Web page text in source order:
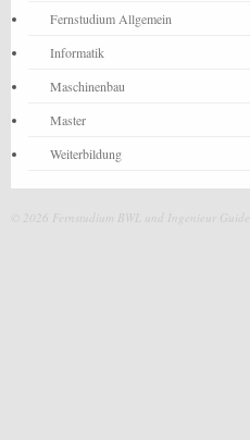
Fernstudium Allgemein
Informatik
Maschinenbau
Master
Weiterbildung
© 2026 Fernstudium BWL und Ingenieur Guide.